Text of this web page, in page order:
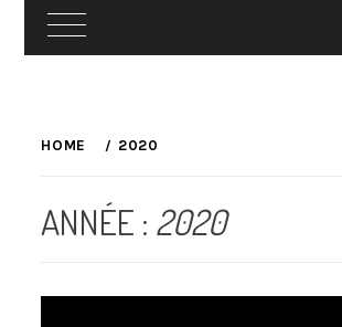
toHOME 2020
ANNÉE : 2020